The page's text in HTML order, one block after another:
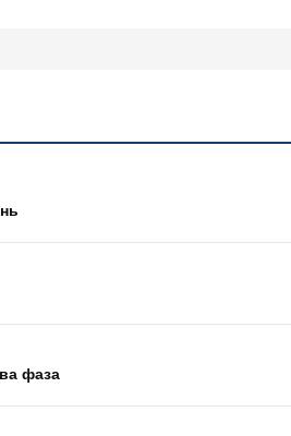
фаза